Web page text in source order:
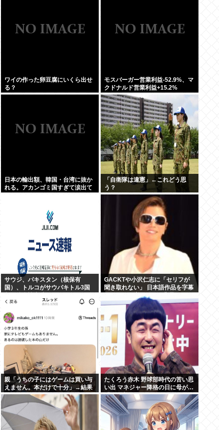
ワイの作った卵豆腐にいくら出せ
る？
モスバーガー営業利益-52.9%、マ
クドナルド営業利益+15.2%
日本の輸出額、韓国・台湾に抜か
れる。アカンゴミ国すぎて涙出て
「自衛隊は違憲」←これどう思
う？
サウジ、パキスタン（核保有
国）、トルコがサウパキトル3国
GACKTや小沢仁志に「セリフが
聞き取れない」 日本語作品を字幕
で見る人が増えている背景
親「うちの子にはゲームは買い与
えません。本だけで十分」→結果
たくろう赤木 野球部時代の苦い思
い出 マネジャー降格の日に母が…
「何も言えなくて」